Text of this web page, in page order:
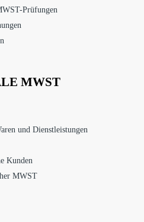
Prüfungen
MWST
und Dienstleistungen
Kunden
MWST